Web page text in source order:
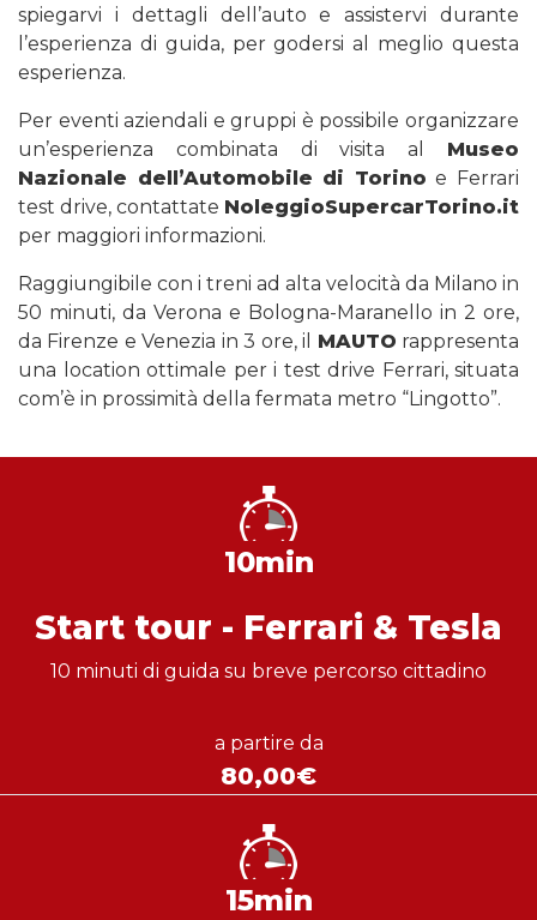
spiegarvi i dettagli dell’auto e assistervi durante
l’esperienza di guida, per godersi al meglio questa
esperienza.
Per eventi aziendali e gruppi è possibile organizzare
un’esperienza combinata di visita al Museo
Nazionale dell’Automobile di Torino e Ferrari
test drive, contattate NoleggioSupercarTorino.it
per maggiori informazioni.
Raggiungibile con i treni ad alta velocità da Milano in
50 minuti, da Verona e Bologna-Maranello in 2 ore,
da Firenze e Venezia in 3 ore, il MAUTO rappresenta
una location ottimale per i test drive Ferrari, situata
com’è in prossimità della fermata metro “Lingotto”.
10min
Start tour - Ferrari & Tesla
10 minuti di guida su breve percorso cittadino
a partire da
80,00€
15min